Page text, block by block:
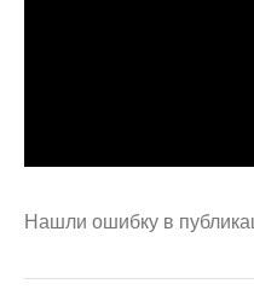
Нашли ошибку в